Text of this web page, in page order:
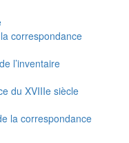
correspondance
l’inventaire
du XVIIIe siècle
la correspondance